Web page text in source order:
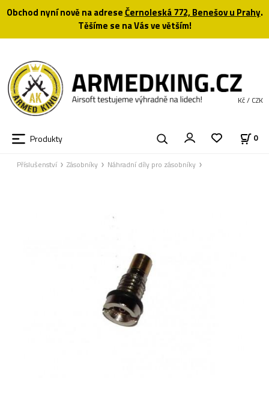
Obchod nyní nově na adreseČernoleská 772, Benešov u Prahy.
Těšíme se na Vás ve větším!
Produkty 0
Kč / CZK
Příslušenství Zásobníky Náhradní díly pro zásobníky